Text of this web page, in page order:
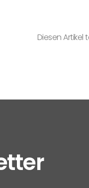
Diesen Artikel